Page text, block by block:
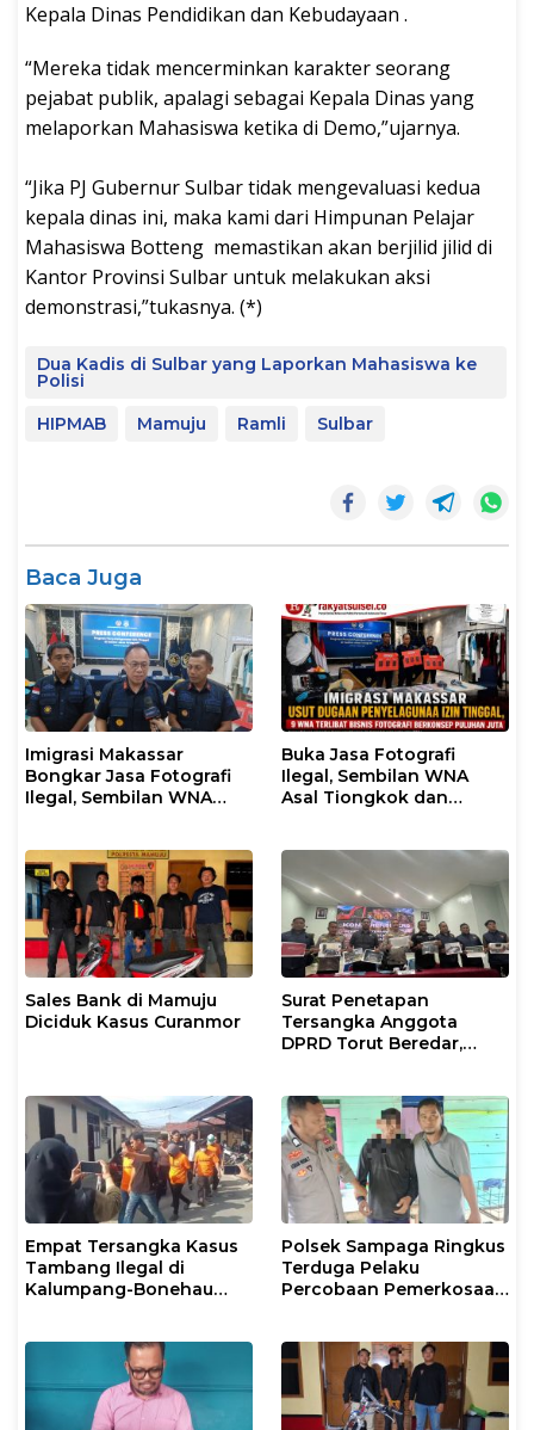
Kepala Dinas Pendidikan dan Kebudayaan .
“Mereka tidak mencerminkan karakter seorang
pejabat publik, apalagi sebagai Kepala Dinas yang
melaporkan Mahasiswa ketika di Demo,”ujarnya.
“Jika PJ Gubernur Sulbar tidak mengevaluasi kedua
kepala dinas ini, maka kami dari Himpunan Pelajar
Mahasiswa Botteng memastikan akan berjilid jilid di
Kantor Provinsi Sulbar untuk melakukan aksi
demonstrasi,”tukasnya. (*)
Dua Kadis di Sulbar yang Laporkan Mahasiswa ke
Polisi
HIPMAB
Mamuju Ramli Sulbar
Baca Juga
Imigrasi Makassar
Bongkar Jasa Fotografi
Ilegal, Sembilan WNA
Tinggal
Buka Jasa Fotografi
Ilegal, Sembilan WNA
Asal Tiongkok dan
Makassar
Sales Bank di Mamuju
Diciduk Kasus Curanmor
Surat Penetapan
Tersangka Anggota
DPRD Torut Beredar,
Berstatus Saksi
Empat Tersangka Kasus
Tambang Ilegal di
Kalumpang-Bonehau
Polsek Sampaga Ringkus
Terduga Pelaku
Percobaan Pemerkosaan